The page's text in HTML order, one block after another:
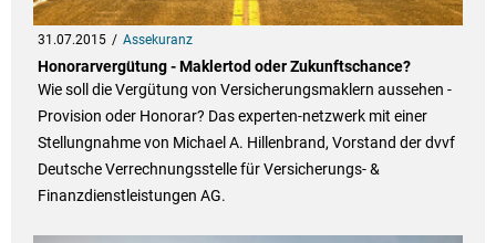
31.07.2015 Assekuranz
Honorarvergütung - Maklertod oder Zukunftschance?
Wie soll die Vergütung von Versicherungsmaklern aussehen -
Provision oder Honorar? Das experten-netzwerk mit einer
Stellungnahme von Michael A. Hillenbrand, Vorstand der dvvf
Deutsche Verrechnungsstelle für Versicherungs- &
Finanzdienstleistungen AG.